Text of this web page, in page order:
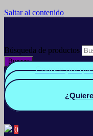
Saltar al contenido
Búsqueda de productos
Buscar
Conoce por
0